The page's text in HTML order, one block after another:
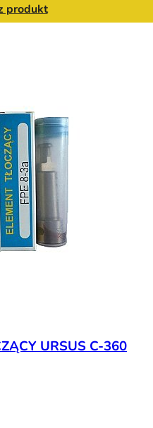
produkt
URSUS C-360